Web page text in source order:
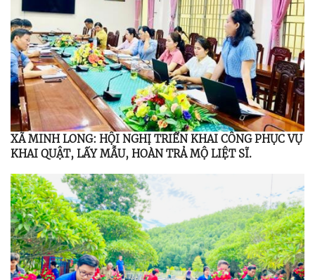
XÃ MINH LONG: HỘI NGHỊ TRIỂN KHAI CÔNG PHỤC VỤ
KHAI QUẬT, LẤY MẪU, HOÀN TRẢ MỘ LIỆT SĨ.